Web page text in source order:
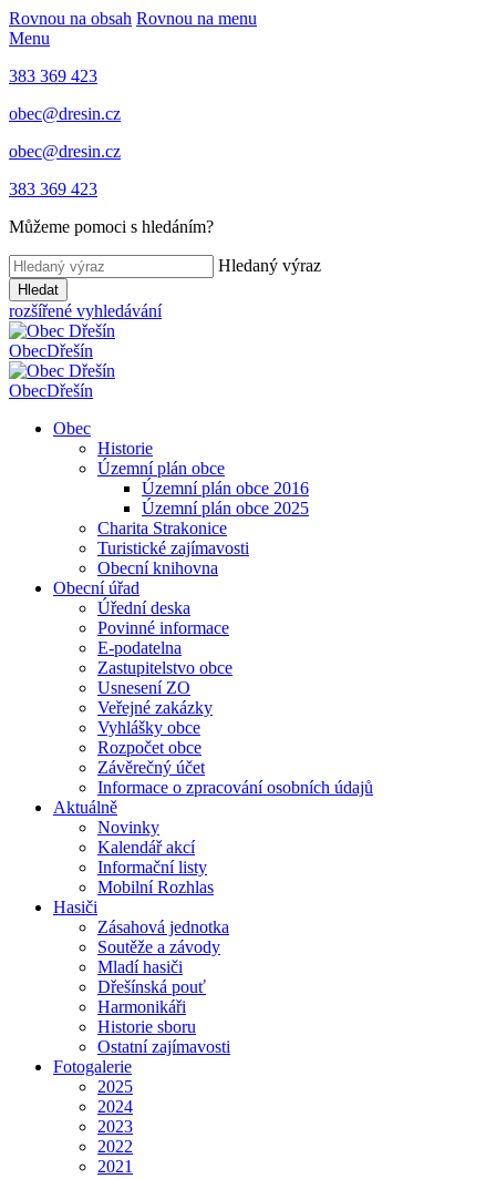
Rovnou na obsah Rovnou na menu
Menu
383 369 423
obec@dresin.cz
obec@dresin.cz
383 369 423
Můžeme pomoci s hledáním?
Hledaný výraz
Hledat
rozšířené vyhledávání
ObecDřešín
ObecDřešín
Obec
Historie
Územní plán obce
Územní plán obce 2016
Územní plán obce 2025
Charita Strakonice
Turistické zajímavosti
Obecní knihovna
Obecní úřad
Úřední deska
Povinné informace
E-podatelna
Zastupitelstvo obce
Usnesení ZO
Veřejné zakázky
Vyhlášky obce
Rozpočet obce
Závěrečný účet
Informace o zpracování osobních údajů
Aktuálně
Novinky
Kalendář akcí
Informační listy
Mobilní Rozhlas
Hasiči
Zásahová jednotka
Soutěže a závody
Mladí hasiči
Dřešínská pouť
Harmonikáři
Historie sboru
Ostatní zajímavosti
Fotogalerie
2025
2024
2023
2022
2021